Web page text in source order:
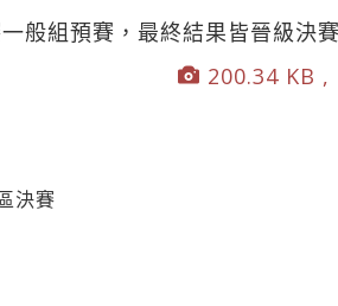
般組預賽，最終結果皆晉級決
200.34 KB
決賽